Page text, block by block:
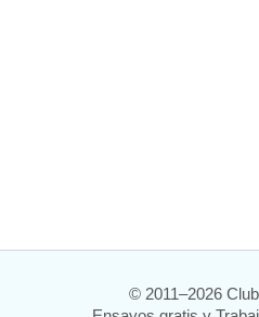
© 2011–2026